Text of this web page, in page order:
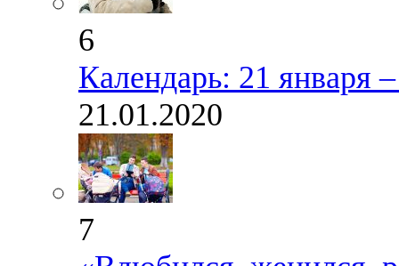
6
Календарь: 21 января
21.01.2020
7